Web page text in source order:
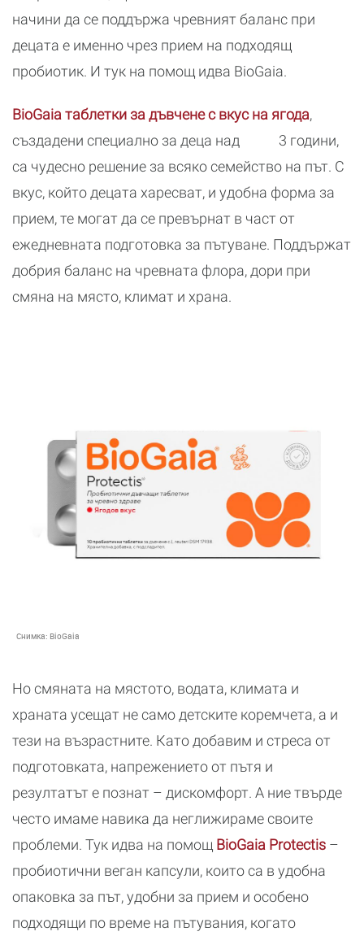
начини да се поддържа чревният баланс при
децата е именно чрез прием на подходящ
пробиотик. И тук на помощ идва BioGaia.
BioGaia таблетки за дъвчене с вкус на ягода,
създадени специално за деца над 3 години,
са чудесно решение за всяко семейство на път. С
вкус, който децата харесват, и удобна форма за
прием, те могат да се превърнат в част от
ежедневната подготовка за пътуване. Поддържат
добрия баланс на чревната флора, дори при
смяна на място, климат и храна.
Снимка: BioGaia
Но смяната на мястото, водата, климата и
храната усещат не само детските коремчета, а и
тези на възрастните. Като добавим и стреса от
подготовката, напрежението от пътя и
резултатът е познат – дискомфорт. А ние твърде
често имаме навика да неглижираме своите
проблеми. Тук идва на помощ BioGaia Protectis –
пробиотични веган капсули, които са в удобна
опаковка за път, удобни за прием и особено
подходящи по време на пътувания, когато